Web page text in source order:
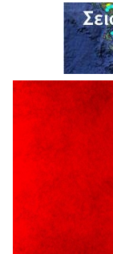
Τα δρομολόγια
10-08-2026 έως
7 Αυγούστου 2026
Δωρεά ειδών
Εθελοντισμού
Αντιμετώπισης
Τμήματος
Αυτό το
Ελλάδα με μια
“ΠΟΛΙΤΙΣΤΙΚΟ
Γρεβενά.